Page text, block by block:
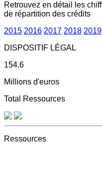
Retrouvez en détail les
de répartition des crédits
2015 2016 2017 2018 2019
DISPOSITIF LÉGAL
154.6
Millions d'euros
Total Ressources
Ressources